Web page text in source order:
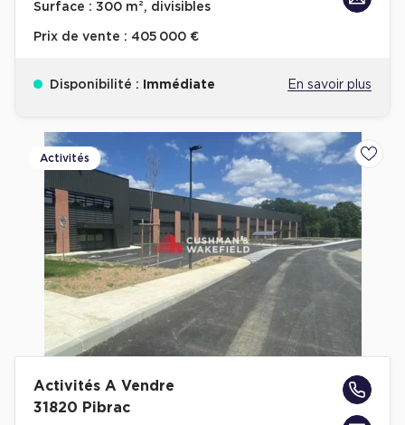
Surface : 300 m², divisibles
Prix de vente : 405 000 €
Disponibilité : Immédiate En savoir plus
Activités
Activités A Vendre
31820 Pibrac